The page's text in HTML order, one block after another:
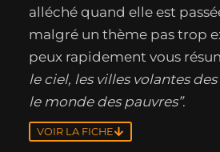
alléché quand elle est
malgré un thème pas trop
peux rapidement vous
le ciel, les villes volantes des
le monde des pauvres”.
VOIR LA FICHE